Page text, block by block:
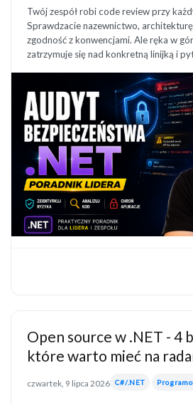
Twój zespół robi code review przy
Sprawdzacie nazewnictwo,
zgodność z konwencjami. Ale ręka w
zatrzymuje się nad konkretną linijką i
Open source w .NET - 4
które warto mieć na
czwartek, 9 lipca 2026 C#/.NET